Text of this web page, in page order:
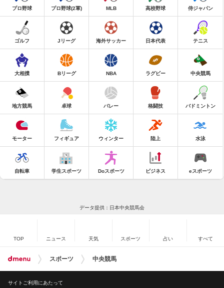
プロ野球 プロ野球(2軍) MLB 高校野球 侍ジャパン
ゴルフ Jリーグ 海外サッカー 日本代表 テニス
大相撲 Bリーグ NBA ラグビー 中央競馬
地方競馬 卓球 バレー 格闘技 バドミントン
モーター フィギュア ウィンター 陸上 水泳
自転車 学生スポーツ Doスポーツ ビジネス eスポーツ
データ提供：日本中央競馬会
TOP ニュース 天気 スポーツ 占い すべて
スポーツ 中央競馬
サイトご利用にあたって